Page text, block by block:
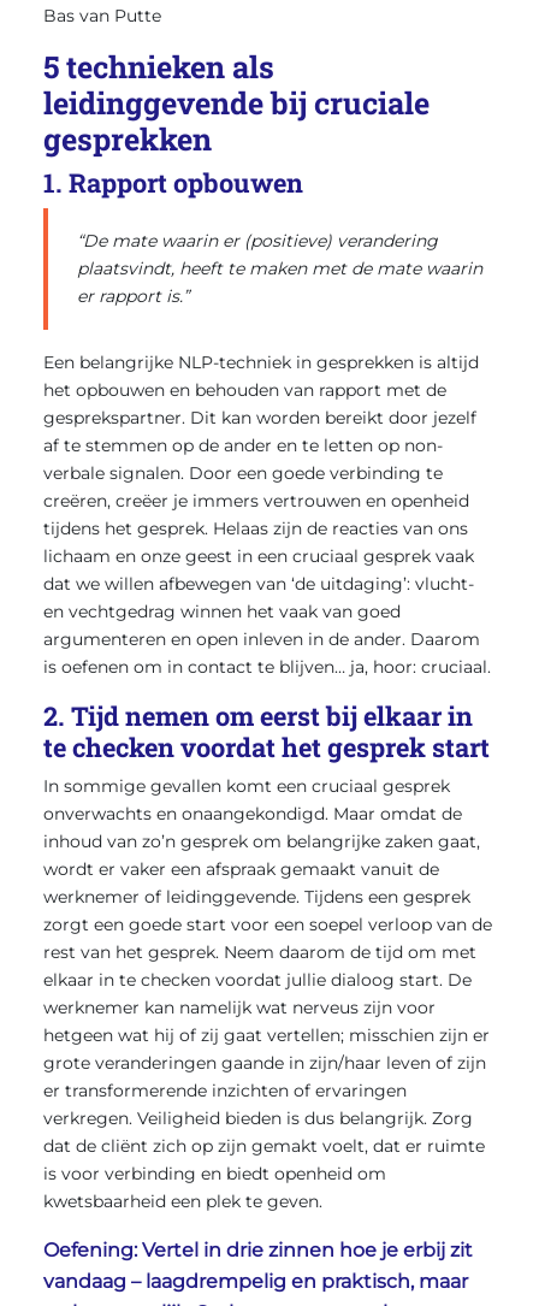
Bas van Putte
5 technieken als
leidinggevende bij cruciale
gesprekken
1. Rapport opbouwen
“De mate waarin er (positieve) verandering
plaatsvindt, heeft te maken met de mate waarin
er rapport is.”
Een belangrijke NLP-techniek in gesprekken is altijd
het opbouwen en behouden van rapport met de
gesprekspartner. Dit kan worden bereikt door jezelf
af te stemmen op de ander en te letten op non-
verbale signalen. Door een goede verbinding te
creëren, creëer je immers vertrouwen en openheid
tijdens het gesprek. Helaas zijn de reacties van ons
lichaam en onze geest in een cruciaal gesprek vaak
dat we willen afbewegen van ‘de uitdaging’: vlucht-
en vechtgedrag winnen het vaak van goed
argumenteren en open inleven in de ander. Daarom
is oefenen om in contact te blijven… ja, hoor: cruciaal.
2. Tijd nemen om eerst bij elkaar in
te checken voordat het gesprek start
In sommige gevallen komt een cruciaal gesprek
onverwachts en onaangekondigd. Maar omdat de
inhoud van zo’n gesprek om belangrijke zaken gaat,
wordt er vaker een afspraak gemaakt vanuit de
werknemer of leidinggevende. Tijdens een gesprek
zorgt een goede start voor een soepel verloop van de
rest van het gesprek. Neem daarom de tijd om met
elkaar in te checken voordat jullie dialoog start. De
werknemer kan namelijk wat nerveus zijn voor
hetgeen wat hij of zij gaat vertellen; misschien zijn er
grote veranderingen gaande in zijn/haar leven of zijn
er transformerende inzichten of ervaringen
verkregen. Veiligheid bieden is dus belangrijk. Zorg
dat de cliënt zich op zijn gemakt voelt, dat er ruimte
is voor verbinding en biedt openheid om
kwetsbaarheid een plek te geven.
Oefening: Vertel in drie zinnen hoe je erbij zit
vandaag – laagdrempelig en praktisch, maar